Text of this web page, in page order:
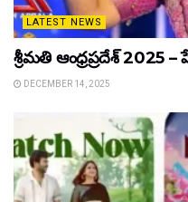
LATEST NEWS
శ్రీమతి ఆంధ్రప్రదేశ్ 2025
DECEMBER 14, 2025